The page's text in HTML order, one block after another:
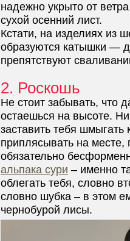
надежно укрыто от
сухой осенний лист.
Кстати, на изделиях из
образуются катышки —
препятствуют
2. Роскошь
Не стоит забывать, что
остаешься на высоте.
заставить тебя
приплясывать на месте,
обязательно
альпака сури – именно
облегать тебя, словно
словно шубка – в этом
чернобурой лисы.